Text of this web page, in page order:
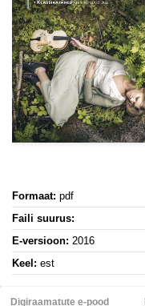
Formaat: pdf
Faili suurus:
E-versioon: 2016
Keel: est
Digiraamatute e-pood